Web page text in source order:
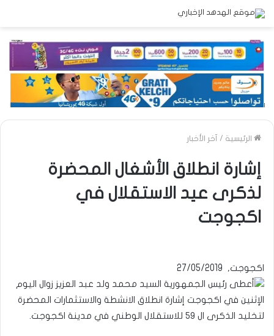
الرئيسية / آخر الأخبار
إشارة انطلاق الأشغال المحضرة
لذكرى عيد الاستقلال في
اكجوجت
اكجوجت, 27/05/2019
أعطى رئيس الجمهورية السيد محمد ولد عبد العزيز زوال اليوم
الإثنين في اكجوجت إشارة انطلاق الانشطة والاستثمارات المحضرة
لتخليد الذكرى ال ٥٩ للاستقلال الوطني في مدينة اكجوجت.